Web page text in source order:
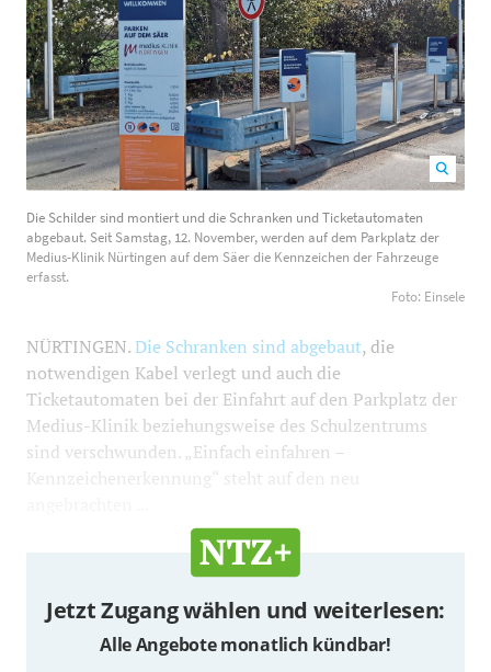
Ticketautomaten abgebaut. Seit Samstag, 12. November,
werden auf dem Parkplatz der Medius-Klinik Nürtingen
auf dem Säer die Kennzeichen der Fahrzeuge erfasst.
Die Schilder sind montiert und die Schranken und Ticketautomaten
abgebaut. Seit Samstag, 12. November, werden auf dem Parkplatz der
Medius-Klinik Nürtingen auf dem Säer die Kennzeichen der Fahrzeuge
erfasst.
Foto: Einsele
NÜRTINGEN.Die Schranken sind abgebaut, die
notwendigen Kabel verlegt und auch die
Ticketautomaten bei der Einfahrt auf den Parkplatz der
Medius-Klinik beziehungsweise des Schulzentrums
sind verschwunden. „Einfach einfahren –
Kennzeichenerkennung“ steht auf den neu
Jetzt Zugang wählen und weiterlesen:
Alle Angebote monatlich kündbar!